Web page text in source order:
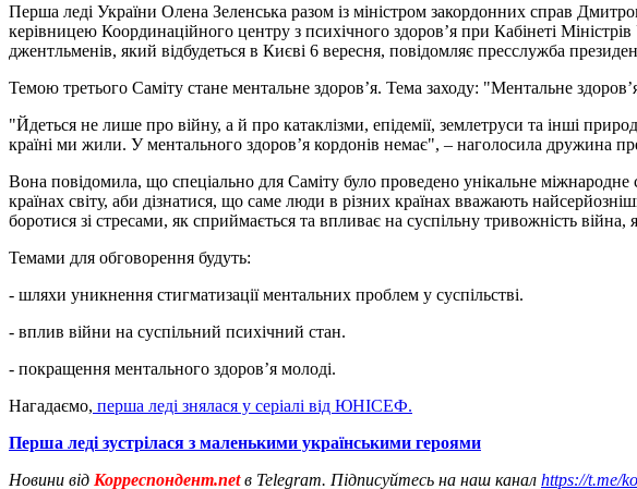
Перша леді України Олена Зеленська разом із міністром закордонних справ
керівницею Координаційного центру з психічного здоров’я при Кабінеті
джентльменів, який відбудеться в Києві 6 вересня, повідомляє пресслужба
Темою третього Саміту стане ментальне здоров’я. Тема заходу: "Ментальне
"Йдеться не лише про війну, а й про катаклізми, епідемії, землетруси та інші
країні ми жили. У ментального здоров’я кордонів немає", – наголосила дружина
Вона повідомила, що спеціально для Саміту було проведено унікальне
країнах світу, аби дізнатися, що саме люди в різних країнах вважають
боротися зі стресами, як сприймається та впливає на суспільну тривожність
Темами для обговорення будуть:
- шляхи уникнення стигматизації ментальних проблем у суспільстві.
- вплив війни на суспільний психічний стан.
- покращення ментального здоров’я молоді.
Нагадаємо, перша леді знялася у серіалі від ЮНІСЕФ.
Перша леді зустрілася з маленькими українськими героями
Новини від Корреспондент.netв Telegram. Підписуйтесь на наш канал https://t.me/